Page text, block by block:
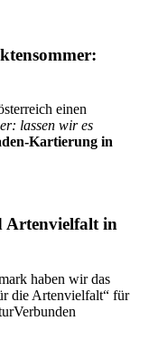
einen
lassen wir es
Kartierung in
Artenvielfalt in
haben wir das
die Artenvielfalt“ für